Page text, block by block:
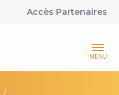
Accès Partenaires
MENU